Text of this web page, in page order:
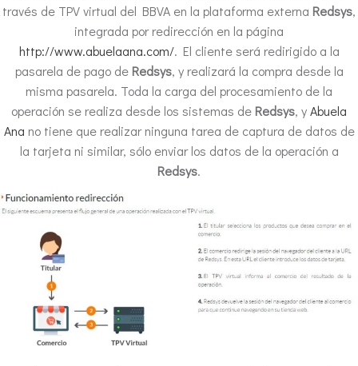
través de TPV virtual del BBVA en la plataforma externa Redsys,
integrada por redirección en la página
http://www.abuelaana.com/. El cliente será redirigido a la
pasarela de pago de Redsys, y realizará la compra desde la
misma pasarela. Toda la carga del procesamiento de la
operación se realiza desde los sistemas de Redsys, yAbuela
Ana no tiene que realizar ninguna tarea de captura de datos de
la tarjeta ni similar, sólo enviar los datos de la operación a
Redsys.